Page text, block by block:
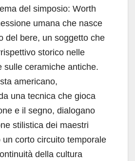
del simposio: Worth
umana che nasce
del bere, un soggetto che
storico nelle
sulle ceramiche antiche.
americano,
una tecnica che gioca
e il segno, dialogano
stilistica dei maestri
corto circuito temporale
della cultura